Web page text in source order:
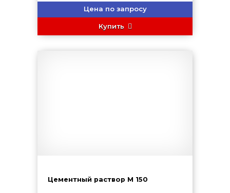
Цена по запросу
Купить
Цементный раствор М 150